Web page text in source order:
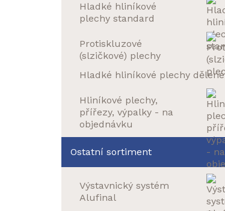
Hladké hliníkové
plechy standard
Protiskluzové
(slzičkové) plechy
Hladké hliníkové plechy dělené
Hliníkové plechy,
přířezy, výpalky - na
objednávku
Ostatní sortiment
Výstavnický systém
Alufinal